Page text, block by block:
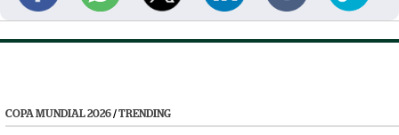
COPA MUNDIAL 2026/TRENDING